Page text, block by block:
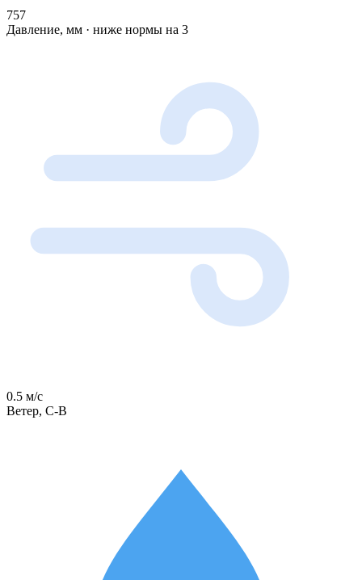
757
Давление, мм · ниже нормы на 3
0.5 м/с
Ветер, С-В